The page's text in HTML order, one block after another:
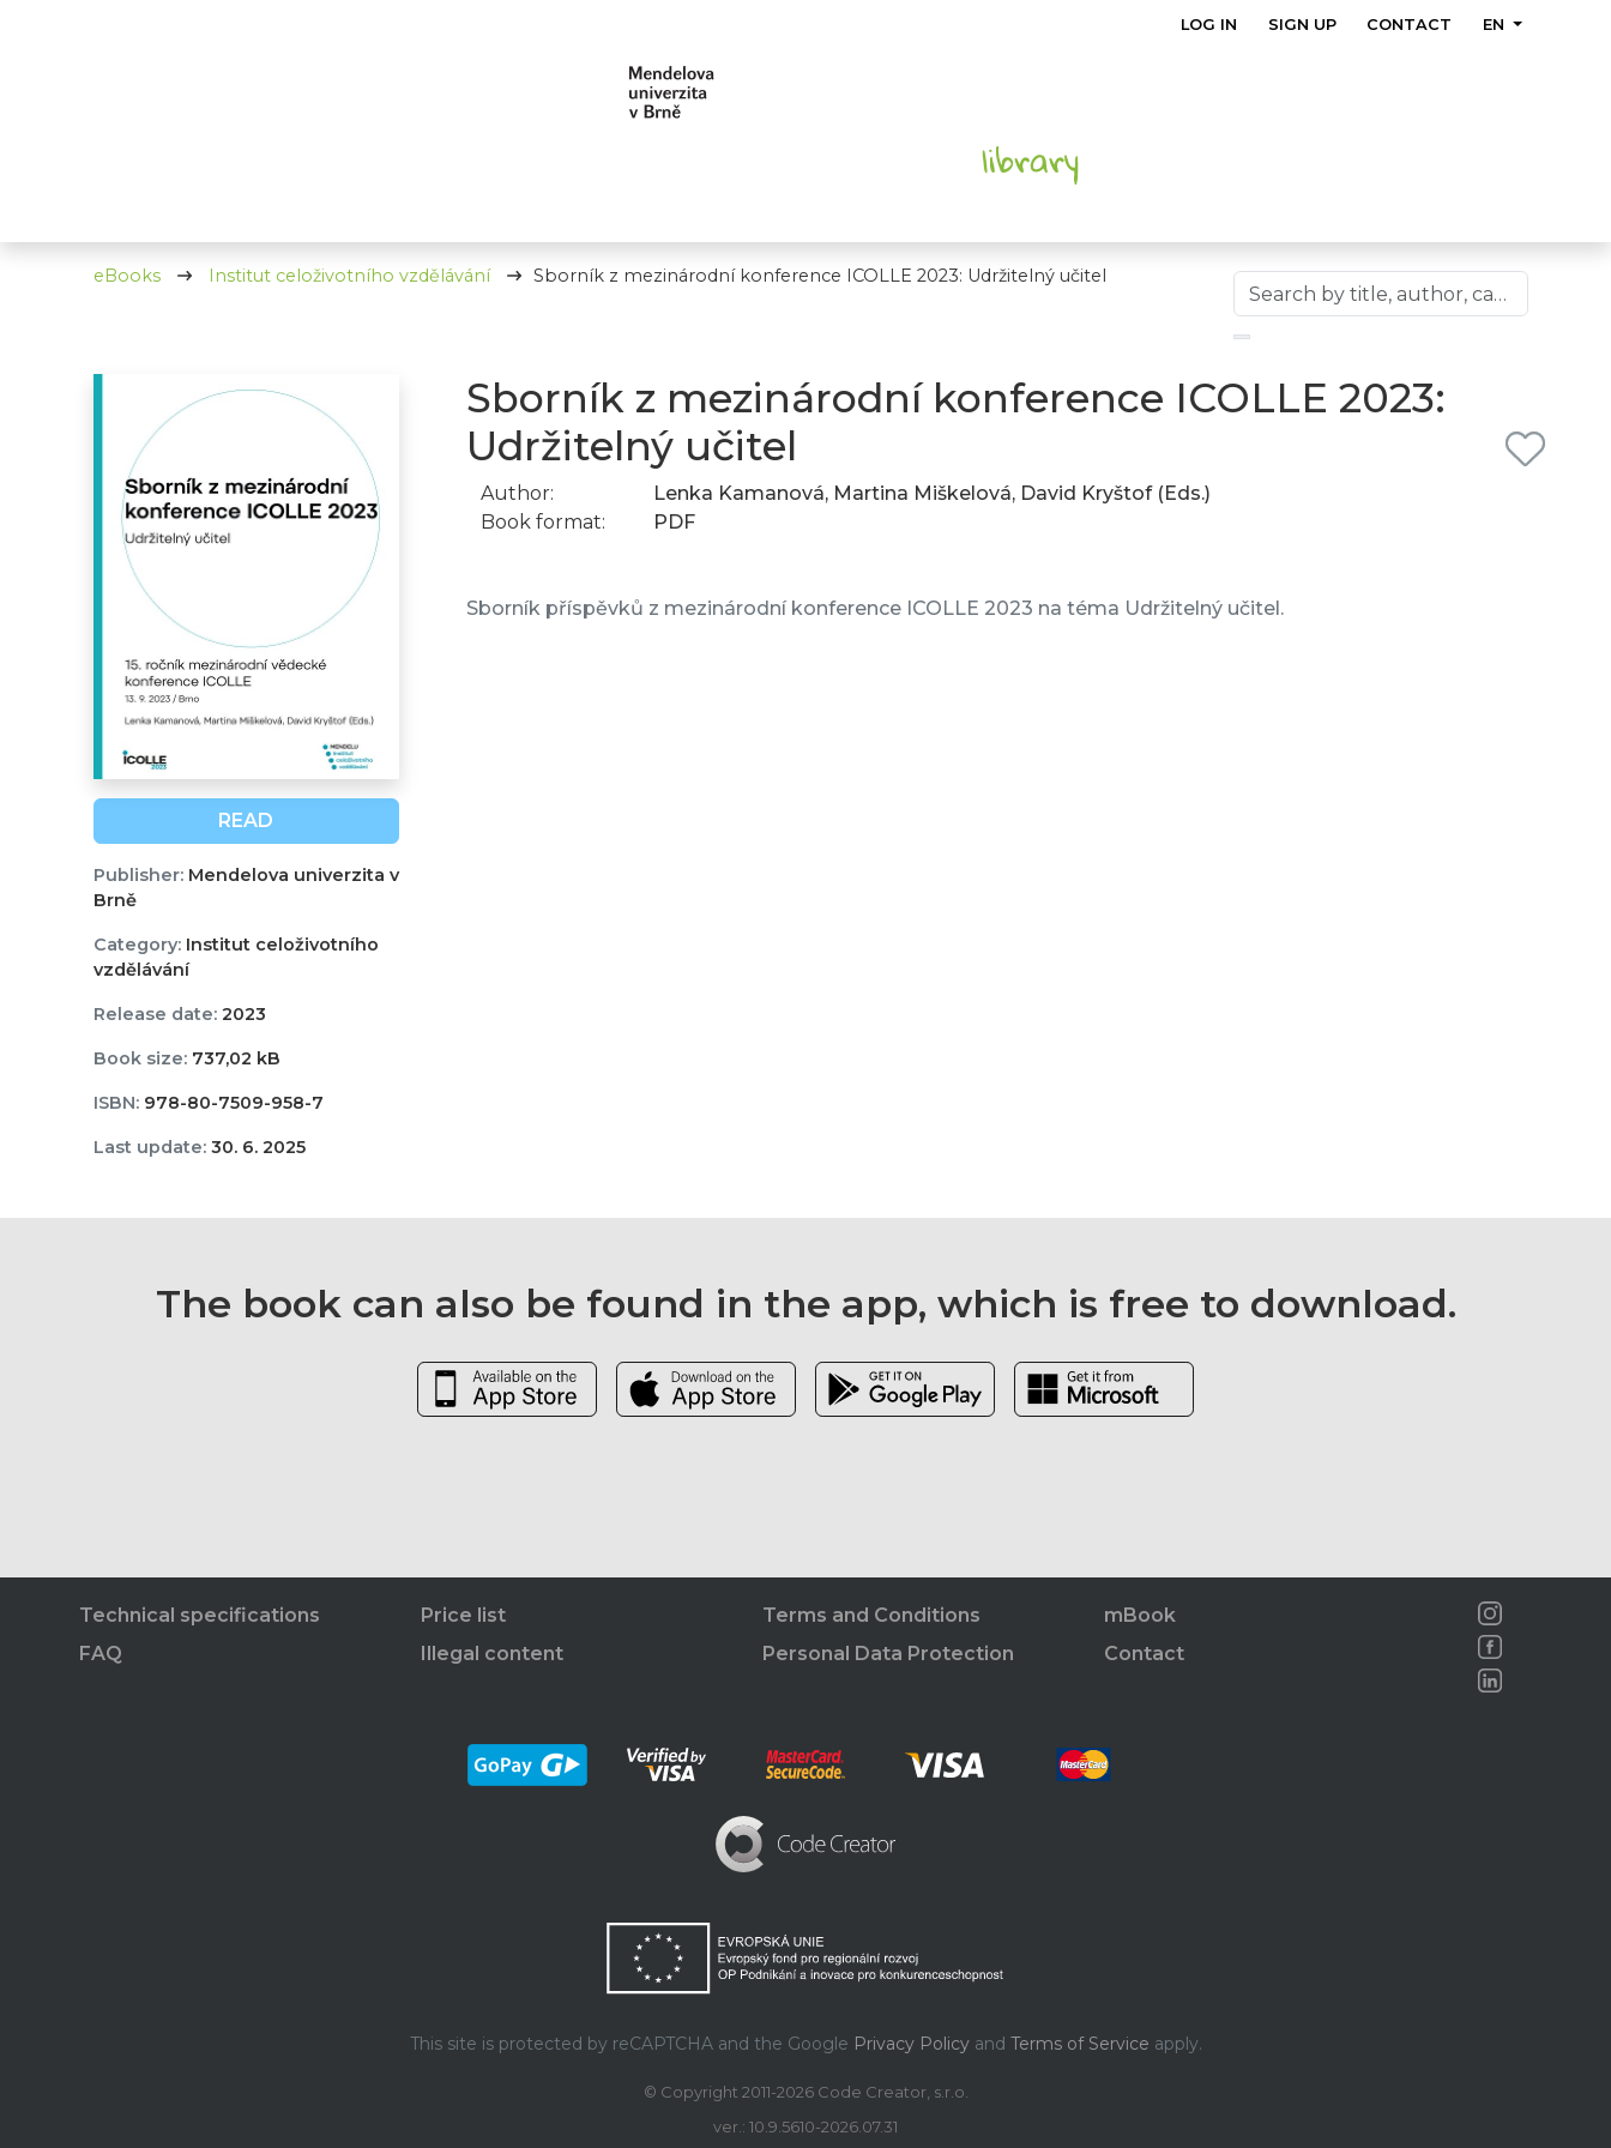
LOG IN SIGN UP CONTACT EN
eBooks Institut celoživotního vzdělávání Sborník z mezinárodní konference ICOLLE 2023: Udržitelný učitel
READ
Publisher:Mendelova univerzita v
Brně
Category:Institut celoživotního
vzdělávání
Release date:2023
Book size:737,02 kB
ISBN:978-80-7509-958-7
Last update:30. 6. 2025
Sborník z mezinárodní konference ICOLLE 2023:
Udržitelný učitel
Author:
Lenka Kamanová, Martina Miškelová, David Kryštof (Eds.)
Book format:
PDF
Sborník příspěvků z mezinárodní konference ICOLLE 2023 na téma Udržitelný učitel.
The book can also be found in the app, which is free to download.
Technical specifications
FAQ
Price list
Illegal content
Terms and Conditions
Personal Data Protection
mBook
Contact
This site is protected by reCAPTCHA and the Google Privacy Policyand Terms of Service apply.
© Copyright 2011-2026 Code Creator, s.r.o.
ver.: 10.9.5610-2026.07.31